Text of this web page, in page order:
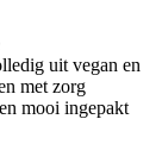
uit vegan en
met zorg
mooi ingepakt